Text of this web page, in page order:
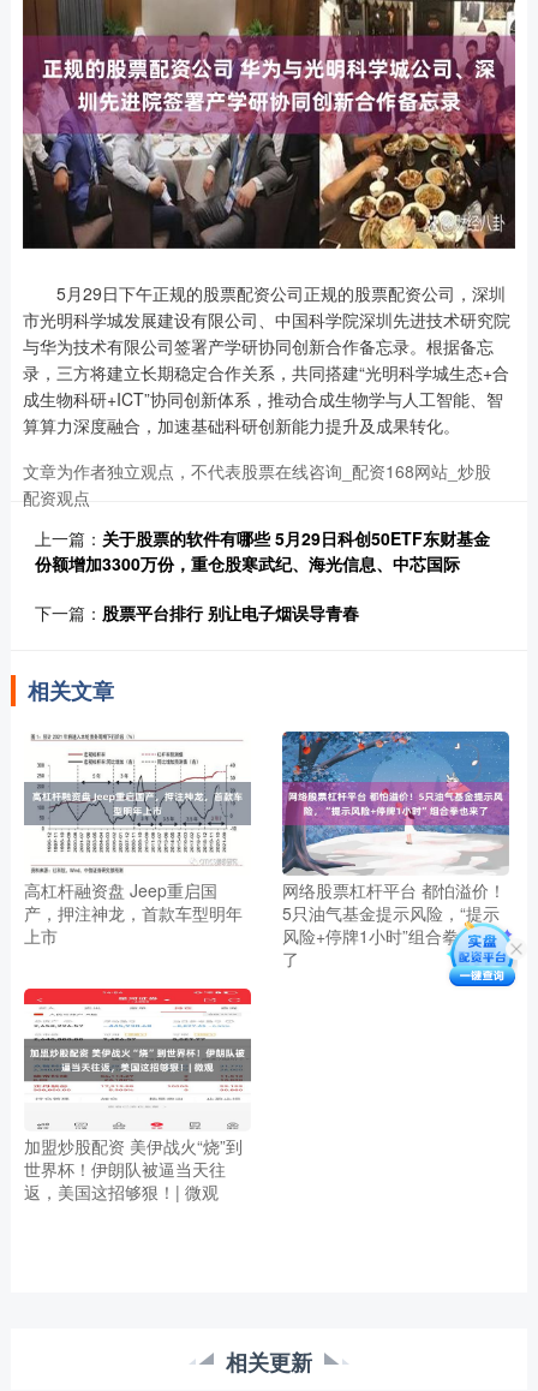
5月29日下午正规的股票配资公司正规的股票配资公司，深圳
市光明科学城发展建设有限公司、中国科学院深圳先进技术研究院
与华为技术有限公司签署产学研协同创新合作备忘录。根据备忘
录，三方将建立长期稳定合作关系，共同搭建“光明科学城生态+合
成生物科研+ICT”协同创新体系，推动合成生物学与人工智能、智
算算力深度融合，加速基础科研创新能力提升及成果转化。
文章为作者独立观点，不代表股票在线咨询_配资168网站_炒股
配资观点
上一篇： 关于股票的软件有哪些 5月29日科创50ETF东财基金
份额增加3300万份，重仓股寒武纪、海光信息、中芯国际
下一篇： 股票平台排行 别让电子烟误导青春
相关文章
高杠杆融资盘 Jeep重启国
产，押注神龙，首款车型明年
上市
网络股票杠杆平台 都怕溢价！
5只油气基金提示风险，“提示
风险+停牌1小时”组合拳也来
了
加盟炒股配资 美伊战火“烧”到
世界杯！伊朗队被逼当天往
返，美国这招够狠！| 微观
相关更新